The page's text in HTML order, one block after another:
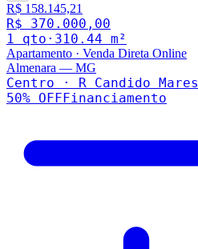
R$ 158.145,21
R$ 370.000,00
1 qto · 310.44 m²
Apartamento · Venda Direta Online
Almenara — MG
Centro · R Candido Mares
50% OFFFinanciamento